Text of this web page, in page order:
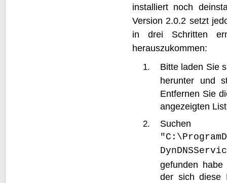
installiert noch
Version 2.0.2 setzt
in drei Schritten
herauszukommen:
Bitte laden Sie
herunter und
Entfernen Sie
angezeigten
gefunden
der sich diese